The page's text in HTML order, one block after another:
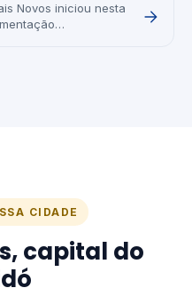
Novos iniciou nesta
CIDADE
capital do